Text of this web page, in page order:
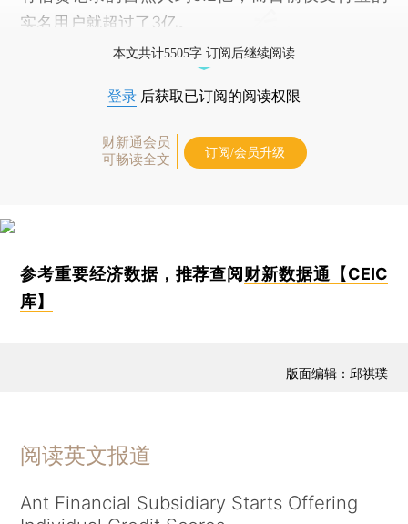
实名用户就超过了3亿。
本文共计5505字 订阅后继续阅读
登录 后获取已订阅的阅读权限
财新通会员
可畅读全文
订阅/会员升级
参考重要经济数据，推荐查阅财新数据通【CEIC
库】
版面编辑：邱祺璞
阅读英文报道
Ant Financial Subsidiary Starts Offering